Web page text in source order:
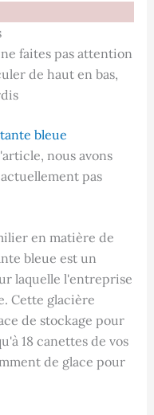
faites pas attention
de haut en bas,
bleue
nous avons
pas
en matière de
bleue est un
laquelle l'entreprise
Cette glacière
de stockage pour
18 canettes de vos
de glace pour